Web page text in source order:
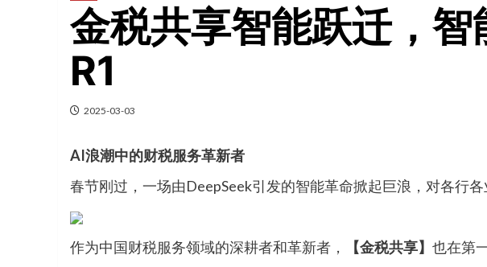
金税共享智能跃迁，
R1
2025-03-03
AI浪潮中的财税服务革新者
春节刚过，一场由DeepSeek引发的智能革命掀起巨浪，对各行
作为中国财税服务领域的深耕者和革新者， 【金税共享】 也在第